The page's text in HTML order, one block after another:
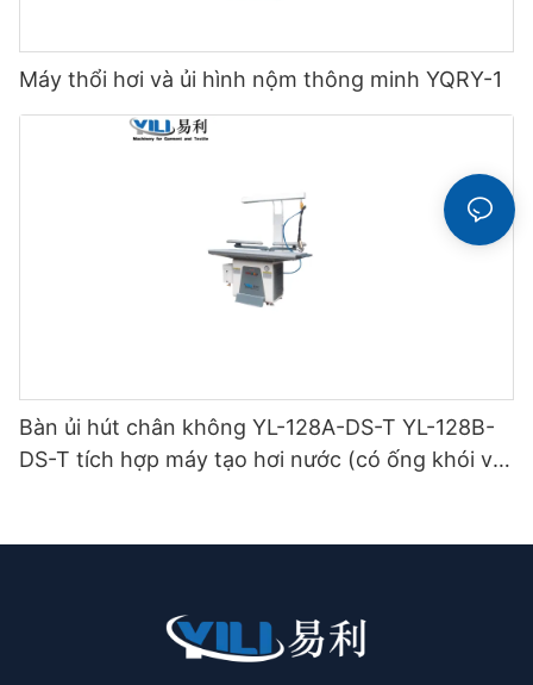
Máy thổi hơi và ủi hình nộm thông minh YQRY-1
Bàn ủi hút chân không YL-128A-DS-T YL-128B-
DS-T tích hợp máy tạo hơi nước (có ống khói và